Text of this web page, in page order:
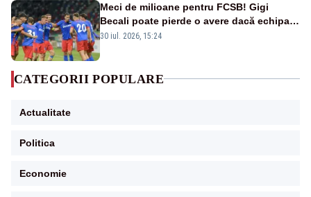
Meci de milioane pentru FCSB! Gigi
Becali poate pierde o avere dacă echipa
este eliminată de FK Auda
30 iul. 2026, 15:24
CATEGORII POPULARE
Actualitate
Politica
Economie